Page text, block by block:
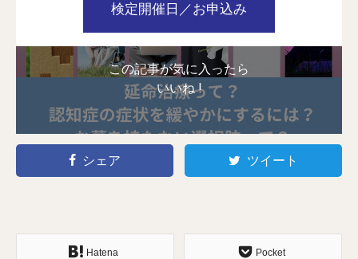
検定開催日／お申込み
この記事が気に入ったら
いいね !
シェア ツイート
Hatena Pocket